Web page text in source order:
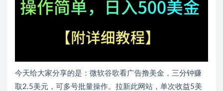
今天给大家分享的是：微软谷歌看广告撸美金，三分钟赚
取2.5美元，可多号批量操作。拉新此网站，单次收益5美